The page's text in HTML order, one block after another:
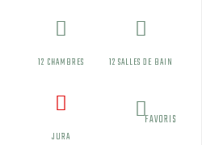
12 CHAMBRES 12 SALLES DE BAIN
JURA
FAVORIS